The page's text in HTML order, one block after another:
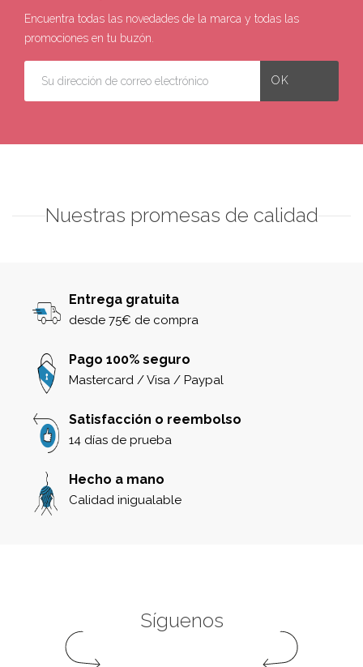
Encuentra todas las novedades de la marca y todas las
promociones en tu buzón.
Nuestras promesas de calidad
Entrega gratuita
desde 75€ de compra
Pago 100% seguro
Mastercard / Visa / Paypal
Satisfacción o reembolso
14 días de prueba
Hecho a mano
Calidad inigualable
Síguenos